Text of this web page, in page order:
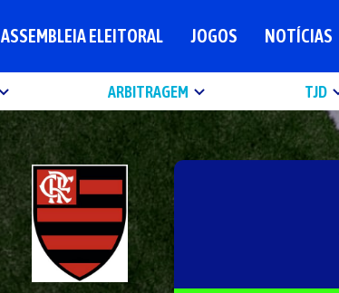
ASSEMBLEIA ELEITORAL JOGOS NOTÍCIAS
ARBITRAGEM TJD